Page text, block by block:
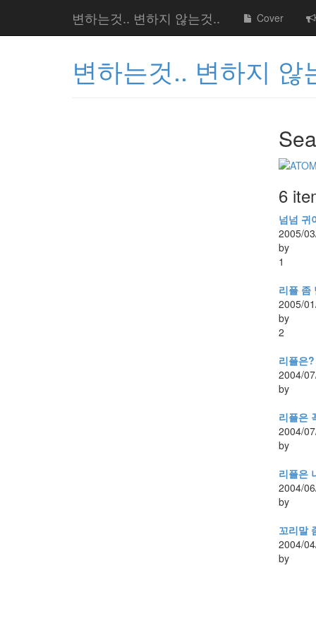
변하는것.. 변하지 않는것.. Cover
변하는것.. 변하지 않
6
넘넘 귀
2005/
by
1
리플 좀
2005/
by
2
리플은?
2004/
by
리플은
2004/
by
리플은
2004/
by
꼬리말
2004/
by